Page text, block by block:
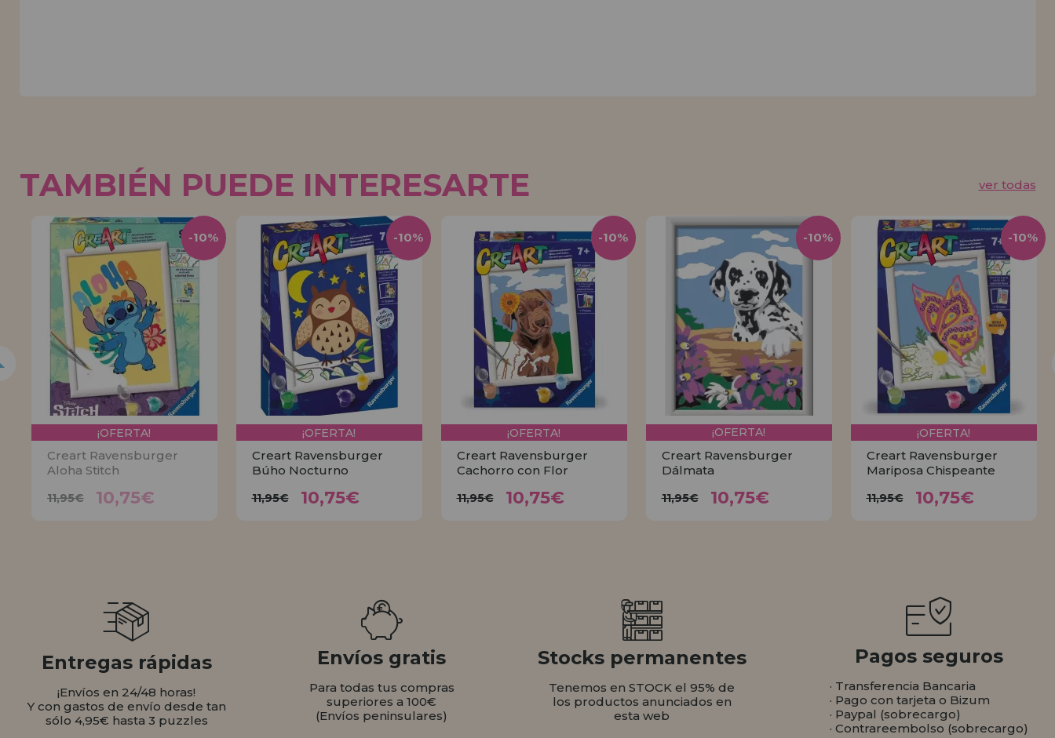
TAMBIÉN PUEDE INTERESARTE ver todas
¡OFERTA!
Creart Ravensburger
Aloha Stitch
11,95€ 10,75€
-10%
¡OFERTA!
Creart Ravensburger
Búho Nocturno
11,95€ 10,75€
-10%
¡OFERTA!
Creart Ravensburger
Cachorro con Flor
11,95€ 10,75€
-10%
¡OFERTA!
Creart Ravensburger
Dálmata
11,95€ 10,75€
-10%
¡OFERTA!
Creart Ravensburger
Mariposa Chispeante
11,95€ 10,75€
-10%
Entregas rápidas
¡Envíos en 24/48 horas!
Y con gastos de envío desde tan
sólo 4,95€ hasta 3 puzzles
Envíos gratis
Para todas tus compras
superiores a 100€
(Envíos peninsulares)
Stocks permanentes
Tenemos en STOCK el 95% de
los productos anunciados en
esta web
Pagos seguros
· Transferencia Bancaria
· Pago con tarjeta o Bizum
· Paypal (sobrecargo)
· Contrareembolso (sobrecargo)